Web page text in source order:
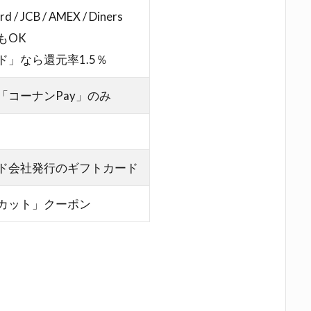
/ JCB / AMEX / Diners
OK
」なら還元率1.5％
コーナンPay」のみ
会社発行のギフトカード
ット」クーポン